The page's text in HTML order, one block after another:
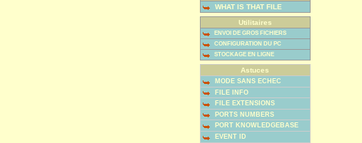
WHAT IS THAT FILE
Utilitaires
ENVOI DE GROS FICHIERS
CONFIGURATION DU PC
STOCKAGE EN LIGNE
Astuces
MODE SANS ECHEC
FILE INFO
FILE EXTENSIONS
PORTS NUMBERS
PORT KNOWLEDGEBASE
EVENT ID